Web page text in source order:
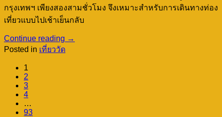
กรุงเทพฯ เพียงสองสามชั่วโมง จึงเหมาะสำหรับการเดินทางท่อง
เที่ยวแบบไปเช้าเย็นกลับ
Continue reading →
Posted in เที่ยววัด
1
2
3
4
…
93